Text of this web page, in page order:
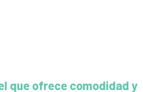
que ofrece comodidad y